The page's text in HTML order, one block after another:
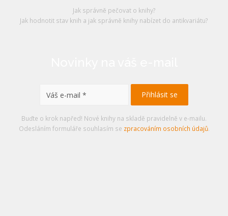
Jak správně pečovat o knihy?
Jak hodnotit stav knih a jak správně knihy nabízet do antikvariátu?
Buďte o krok napřed! Nové knihy na skladě pravidelně v e-mailu.
Odesláním formuláře souhlasím se zpracováním osobních údajů.